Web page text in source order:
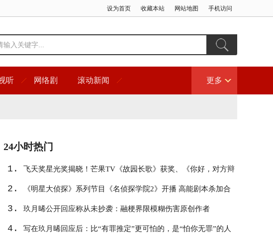
设为首页 收藏本站 网站地图 手机访问
听 网络剧 滚动新闻 更多
24小时热门
1. 飞天奖星光奖揭晓！芒果TV《故园长歌》获奖、《你好，对方辩
友》入围
2. 《明星大侦探》系列节目《名侦探学院2》开播 高能剧本杀加合
宿真人秀引期待
3. 玖月晞公开回应称从未抄袭：融梗界限模糊伤害原创作者
4. 写在玖月晞回应后：比“有罪推定”更可怕的，是“怕你无罪”的人